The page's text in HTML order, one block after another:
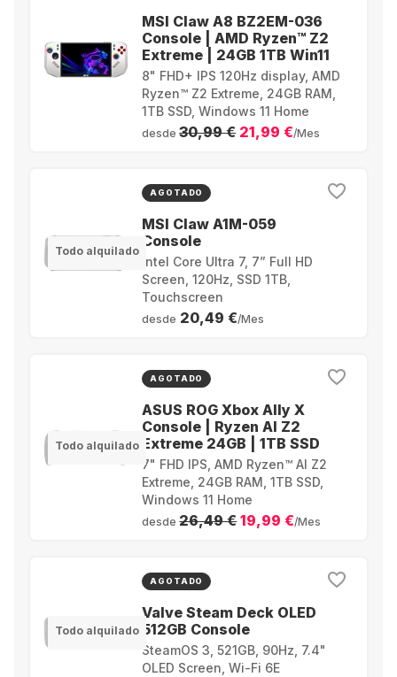
MSI Claw A8 BZ2EM-036
Console | AMD Ryzen™ Z2
Extreme | 24GB 1TB Win11
8" FHD+ IPS 120Hz display, AMD
Ryzen™ Z2 Extreme, 24GB RAM,
1TB SSD, Windows 11 Home
desde 30,99 € 21,99 €/Mes
Todo alquilado
AGOTADO
MSI Claw A1M-059
Console
Intel Core Ultra 7, 7” Full HD
Screen, 120Hz, SSD 1TB,
Touchscreen
desde 20,49 €/Mes
Todo alquilado
AGOTADO
ASUS ROG Xbox Ally X
Console | Ryzen AI Z2
Extreme 24GB | 1TB SSD
7" FHD IPS, AMD Ryzen™ AI Z2
Extreme, 24GB RAM, 1TB SSD,
Windows 11 Home
desde 26,49 €19,99 €/Mes
Todo alquilado
AGOTADO
Valve Steam Deck OLED
512GB Console
SteamOS 3, 521GB, 90Hz, 7.4"
OLED Screen, Wi-Fi 6E